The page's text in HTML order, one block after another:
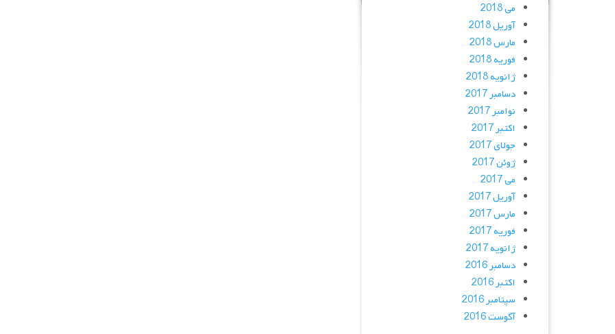
می 2018
آوریل 2018
مارس 2018
فوریه 2018
ژانویه 2018
دسامبر 2017
نوامبر 2017
اکتبر 2017
جولای 2017
ژوئن 2017
می 2017
آوریل 2017
مارس 2017
فوریه 2017
ژانویه 2017
دسامبر 2016
اکتبر 2016
سپتامبر 2016
آگوست 2016